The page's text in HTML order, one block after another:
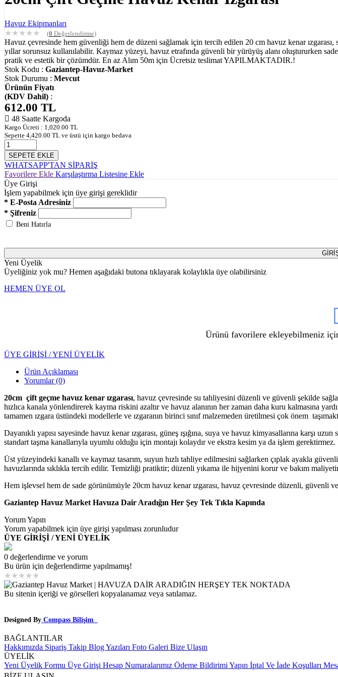
Havuz Ekipmanları
★★★★★ (0 Değerlendirme)
Havuz çevresinde hem güvenliği hem de düzeni sağlamak için tercih edilen 20 cm havuz kenar
yıllar sorunsuz kullanılabilir. Kaymaz yüzeyi, havuz etrafında güvenli bir yürüyüş alanı oluştururken
pratik ve estetik bir çözümdür. En az Alım 50m için Ücretsiz teslimat YAPILMAKTADIR.!
Stok Kodu : Gaziantep-Havuz-Market
Stok Durumu : Mevcut
Ürünün Fiyatı
(KDV Dahil) :
612.00 TL
48 Saatte Kargoda
Kargo Ücreti : 1,020.00 TL
Sepette 4,420.00 TL ve üstü için kargo bedava
SEPETE EKLE
WHATSAPP'TAN SİPARİŞ
Favorilere Ekle Karşılaştırma Listesine Ekle
Üye Girişi
İşlem yapabilmek için üye girişi gereklidir
* E-Posta Adresiniz
* Şifreniz
Beni Hatırla
Yeni Üyelik
Üyeliğiniz yok mu? Hemen aşağıdaki butona tıklayarak kolaylıkla üye olabilirsiniz
HEMEN ÜYE OL
Ürünü favorilere ekleyebilmeniz
ÜYE GİRİŞİ / YENİ ÜYELİK
Ürün Açıklaması
Yorumlar (0)
20cm çift geçme havuz kenar ızgarası, havuz çevresinde su tahliyesini düzenli ve güvenli şekilde
hızlıca kanala yönlendirerek kayma riskini azaltır ve havuz alanının her zaman daha kuru kalmasına
tamamen ızgara üstündeki modellerle ve ızgaranın birinci sınıf malzemeden üretilmesi çok önem
Dayanıklı yapısı sayesinde havuz kenar ızgarası, güneş ışığına, suya ve havuz kimyasallarına karşı
standart taşma kanallarıyla uyumlu olduğu için montajı kolaydır ve ekstra kesim ya da işlem gerektirmez.
Üst yüzeyindeki kanallı ve kaymaz tasarım, suyun hızlı tahliye edilmesini sağlarken çıplak ayakla
havuzlarında sıklıkla tercih edilir. Temizliği pratiktir; düzenli yıkama ile hijyenini korur ve bakım
Hem işlevsel hem de sade görünümüyle 20cm havuz kenar ızgarası, havuz çevresinde düzenli,
Gaziantep Havuz Market Havuza Dair Aradığın Her Şey Tek Tıkla Kapında
Yorum Yapın
Yorum yapabilmek için üye girişi yapılması zorunludur
ÜYE GİRİŞİ / YENİ ÜYELİK
0 değerlendirme ve yorum
Bu ürün için değerlendirme yapılmamış!
★★★★★
Bu sitenin içeriği ve görselleri kopyalanamaz veya satılamaz.
Designed By Compass Bilişim
BAĞLANTILAR
Hakkımızda Sipariş Takip Blog Yazıları Foto Galeri Bize Ulaşın
ÜYELİK
Yeni Üyelik Formu Üye Girişi Hesap Numaralarımız Ödeme Bildirimi Yapın İptal Ve İade Koşulları